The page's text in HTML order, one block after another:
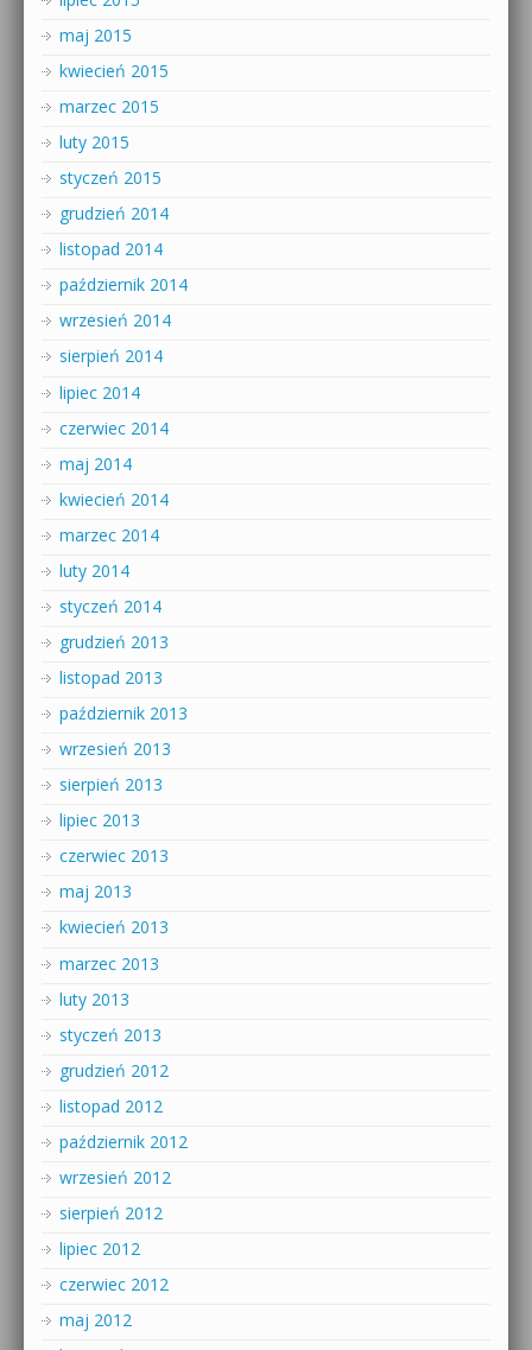
maj 2015
kwiecień 2015
marzec 2015
luty 2015
styczeń 2015
grudzień 2014
listopad 2014
październik 2014
wrzesień 2014
sierpień 2014
lipiec 2014
czerwiec 2014
maj 2014
kwiecień 2014
marzec 2014
luty 2014
styczeń 2014
grudzień 2013
listopad 2013
październik 2013
wrzesień 2013
sierpień 2013
lipiec 2013
czerwiec 2013
maj 2013
kwiecień 2013
marzec 2013
luty 2013
styczeń 2013
grudzień 2012
listopad 2012
październik 2012
wrzesień 2012
sierpień 2012
lipiec 2012
czerwiec 2012
maj 2012